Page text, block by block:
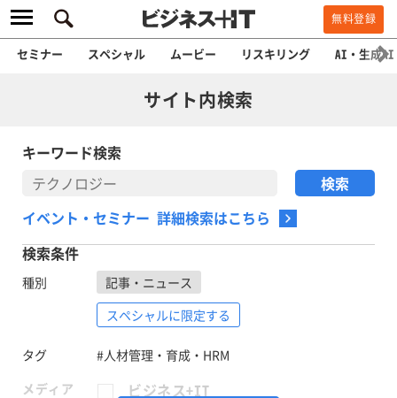
無料登録
セミナー スペシャル ムービー リスキリング AI・生成AI
サイト内検索
キーワード検索
イベント・セミナー 詳細検索はこちら
検索条件
種別
記事・ニュース
スペシャルに限定する
タグ
#人材管理・育成・HRM
メディア
ビジネス+IT